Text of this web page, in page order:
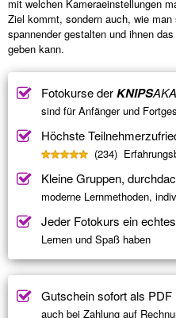
mit welchen Kameraeinstellungen
Ziel kommt, sondern auch, wie
spannender gestalten und ihnen
geben kann.
Fotokurse derKNIPS
sind für Anfänger und
Höchste
(234)
Kleine Gruppen,
moderne Lernmethoden,
Jeder Fotokurs ein
Lernen und Spaß haben
Gutschein sofort als PDF
auch bei Zahlung auf